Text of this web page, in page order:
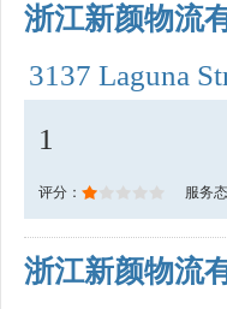
浙江新颜物流
3137 Laguna
1
评分： 服务
浙江新颜物流